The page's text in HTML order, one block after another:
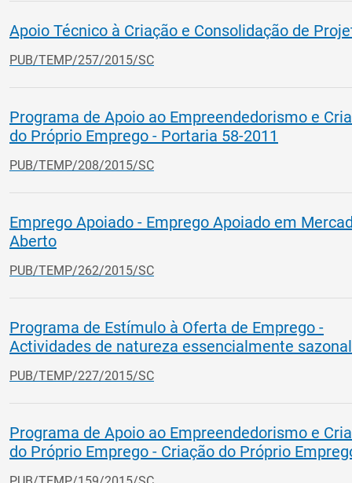
Apoio Técnico à Criação e Consolidação de
PUB/TEMP/257/2015/SC
Programa de Apoio ao Empreendedorismo e
do Próprio Emprego - Portaria 58-2011
PUB/TEMP/208/2015/SC
Emprego Apoiado - Emprego Apoiado em
Aberto
PUB/TEMP/262/2015/SC
Programa de Estímulo à Oferta de Emprego -
Actividades de natureza essencialmente sazonal
PUB/TEMP/227/2015/SC
Programa de Apoio ao Empreendedorismo e
do Próprio Emprego - Criação do Próprio